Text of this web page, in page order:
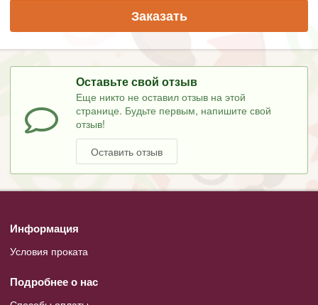
Заказать
Оставьте свой отзыв
Еще никто не оставил отзыв на этой
странице. Будьте первым, напишите свой
отзыв!
Оставить отзыв
Информация
Условия проката
Подробнее о нас